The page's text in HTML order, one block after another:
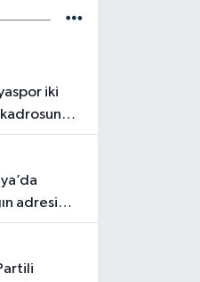
kadrosuna
adresi
oldu